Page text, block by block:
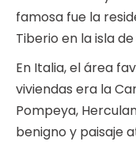
famosa fue la
Tiberio en la isla
En Italia, el área
viviendas era la
Pompeya,
benigno y paisaje